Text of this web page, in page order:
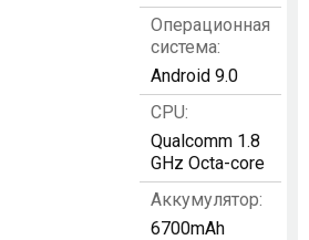
Операционная
система:
Android 9.0
CPU:
Qualcomm 1.8
GHz Octa-core
Аккумулятор:
6700mAh